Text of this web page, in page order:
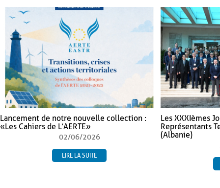
Lancement de notre nouvelle collection :
« Les Cahiers de L’AERTE »
02/06/2026
LIRE LA SUITE
Les XXXIèmes
Représentants
(Albanie)